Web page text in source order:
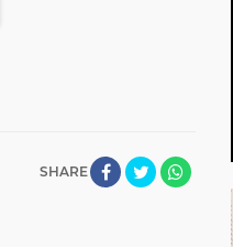
SHARE